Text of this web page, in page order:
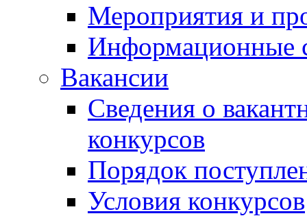
Мероприятия и
Информационные
Вакансии
Сведения о
конкурсов
Порядок
Условия конкурсов